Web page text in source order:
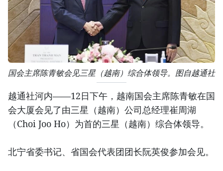
国会主席陈青敏会见三星（越南）综合体领导。图自越通社
越通社河内——12日下午，越南国会主席陈青敏在国
会大厦会见了由三星（越南）公司总经理崔周湖
（Choi Joo Ho）为首的三星（越南）综合体领导。
北宁省委书记、省国会代表团团长阮英俊参加会见。